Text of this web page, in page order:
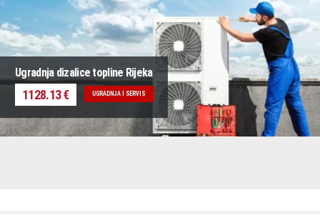
Ugradnja dizalice topline Rijeka
1128.13 € UGRADNJA I SERVIS